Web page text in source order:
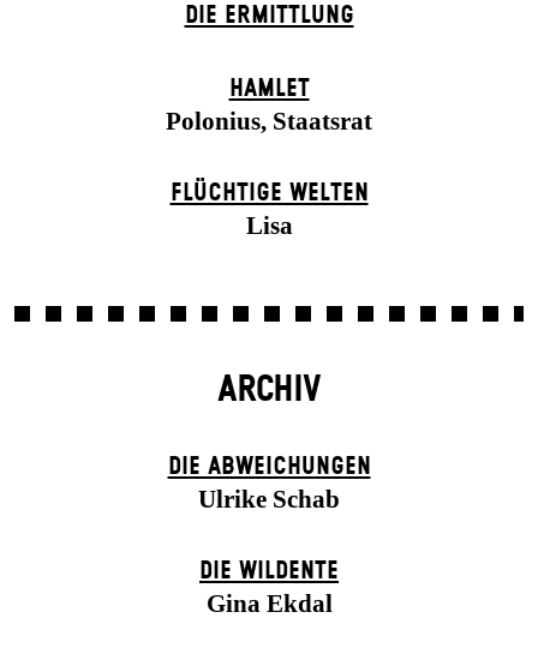
DIE ERMITTLUNG
HAMLET
Polonius, Staatsrat
FLÜCHTIGE WELTEN
Lisa
ARCHIV
DIE ABWEICHUNGEN
Ulrike Schab
DIE WILDENTE
Gina Ekdal